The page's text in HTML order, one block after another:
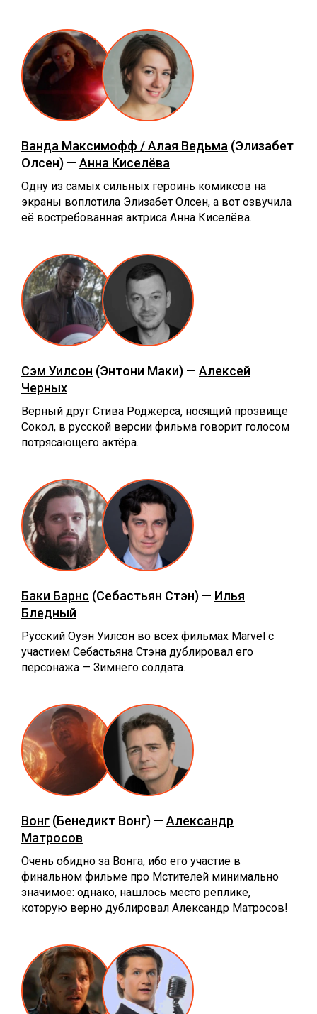
Ванда Максимофф / Алая Ведьма (Элизабет
Олсен) — Анна Киселёва
Одну из самых сильных героинь комиксов на
экраны воплотила Элизабет Олсен, а вот озвучила
её востребованная актриса Анна Киселёва.
Сэм Уилсон (Энтони Маки) — Алексей
Черных
Верный друг Стива Роджерса, носящий прозвище
Сокол, в русской версии фильма говорит голосом
потрясающего актёра.
Баки Барнс (Себастьян Стэн) — Илья
Бледный
Русский Оуэн Уилсон во всех фильмах Marvel с
участием Себастьяна Стэна дублировал его
персонажа — Зимнего солдата.
Вонг (Бенедикт Вонг) — Александр
Матросов
Очень обидно за Вонга, ибо его участие в
финальном фильме про Мстителей минимально
значимое: однако, нашлось место реплике,
которую верно дублировал Александр Матросов!